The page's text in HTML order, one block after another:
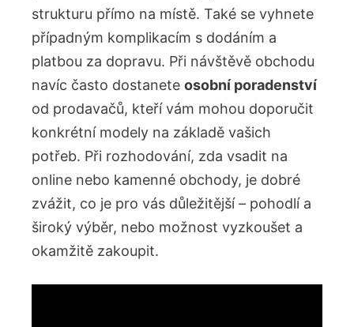
strukturu přímo na místě. Také se vyhnete
případným komplikacím s dodáním a
platbou za dopravu. Při návštěvě obchodu
navíc často dostanete osobní poradenství
od prodavačů, kteří vám mohou doporučit
konkrétní modely na základě vašich
potřeb. Při rozhodování, zda vsadit na
online nebo kamenné obchody, je dobré
zvážit, co je pro vás důležitější – pohodlí a
široký výběr, nebo možnost vyzkoušet a
okamžitě zakoupit.